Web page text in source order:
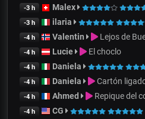
-3 h Malex
-3 h ilaria
-4 h Valentin Lejos de
-4 h Lucie El choclo
-4 h Daniela
-4 h Daniela Cartón
-4 h Ahmed Repique del
-4 h CG